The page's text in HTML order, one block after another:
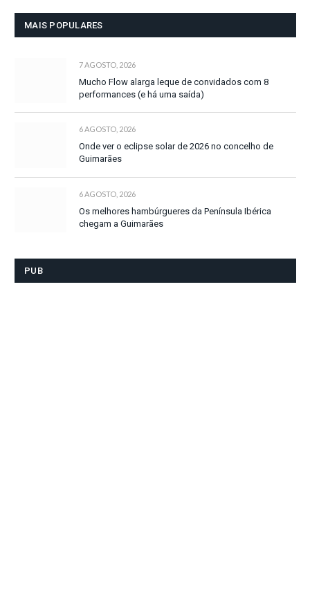
MAIS POPULARES
7 AGOSTO, 2026
Mucho Flow alarga leque de convidados com 8
performances (e há uma saída)
6 AGOSTO, 2026
Onde ver o eclipse solar de 2026 no concelho de
Guimarães
6 AGOSTO, 2026
Os melhores hambúrgueres da Península Ibérica
chegam a Guimarães
PUB